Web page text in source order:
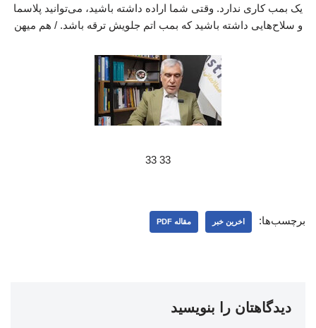
یک بمب کاری ندارد. وقتی شما اراده داشته باشید، می‌توانید پلاسما
و سلاح‌هایی داشته باشید که بمب اتم جلویش ترقه باشد. / هم میهن
33 33
برچسب‌ها: اخرین خبر مقاله PDF
دیدگاهتان را بنویسید